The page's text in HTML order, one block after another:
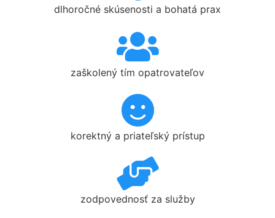
dlhoročné skúsenosti a bohatá prax
zaškolený tím opatrovateľov
korektný a priateľský prístup
zodpovednosť za služby